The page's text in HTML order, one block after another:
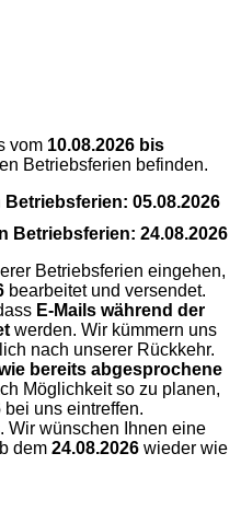
vom 10.08.2026 bis
Betriebsferien befinden.
Betriebsferien: 05.08.2026
Betriebsferien: 24.08.2026
Betriebsferien eingehen,
bearbeitet und versendet.
E-Mails während der
werden. Wir kümmern uns
nach unserer Rückkehr.
bereits abgesprochene
Möglichkeit so zu planen,
bei uns eintreffen.
Wir wünschen Ihnen eine
dem 24.08.2026 wieder wie